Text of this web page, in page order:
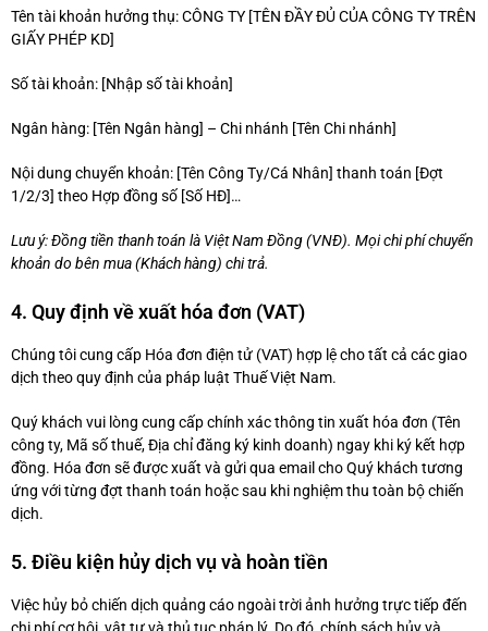
Tên tài khoản hưởng thụ: CÔNG TY [TÊN ĐẦY ĐỦ CỦA CÔNG TY TRÊN
GIẤY PHÉP KD]
Số tài khoản: [Nhập số tài khoản]
Ngân hàng: [Tên Ngân hàng] – Chi nhánh [Tên Chi nhánh]
Nội dung chuyển khoản: [Tên Công Ty/Cá Nhân] thanh toán [Đợt
1/2/3] theo Hợp đồng số [Số HĐ]…
Lưu ý: Đồng tiền thanh toán là Việt Nam Đồng (VNĐ). Mọi chi phí chuyển
khoản do bên mua (Khách hàng) chi trả.
4. Quy định về xuất hóa đơn (VAT)
Chúng tôi cung cấp Hóa đơn điện tử (VAT) hợp lệ cho tất cả các giao
dịch theo quy định của pháp luật Thuế Việt Nam.
Quý khách vui lòng cung cấp chính xác thông tin xuất hóa đơn (Tên
công ty, Mã số thuế, Địa chỉ đăng ký kinh doanh) ngay khi ký kết hợp
đồng. Hóa đơn sẽ được xuất và gửi qua email cho Quý khách tương
ứng với từng đợt thanh toán hoặc sau khi nghiệm thu toàn bộ chiến
dịch.
5. Điều kiện hủy dịch vụ và hoàn tiền
Việc hủy bỏ chiến dịch quảng cáo ngoài trời ảnh hưởng trực tiếp đến
chi phí cơ hội, vật tư và thủ tục pháp lý. Do đó, chính sách hủy và